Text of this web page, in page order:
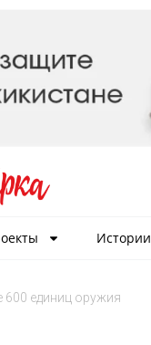
Истории
единиц оружия